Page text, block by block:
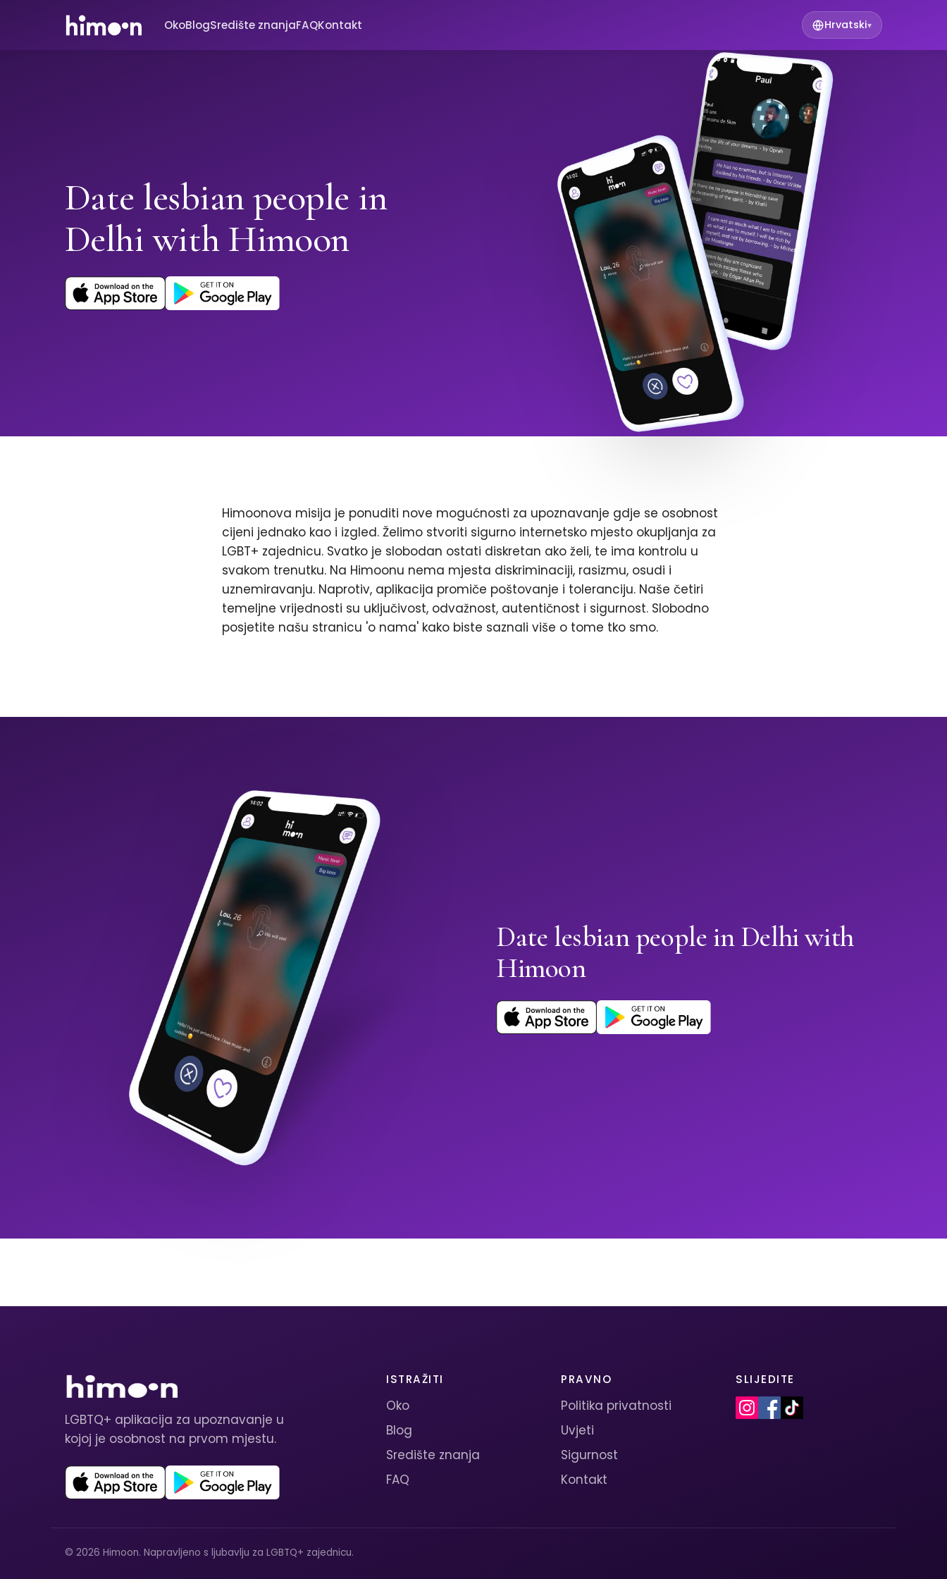
OkoBlogSredište znanjaFAQKontakt Hrvatski▾
Date lesbian people in
Delhi with Himoon
Himoonova misija je ponuditi nove mogućnosti za upoznavanje gdje se osobnost
cijeni jednako kao i izgled. Želimo stvoriti sigurno internetsko mjesto okupljanja za
LGBT+ zajednicu. Svatko je slobodan ostati diskretan ako želi, te ima kontrolu u
svakom trenutku. Na Himoonu nema mjesta diskriminaciji, rasizmu, osudi i
uznemiravanju. Naprotiv, aplikacija promiče poštovanje i toleranciju. Naše četiri
temeljne vrijednosti su uključivost, odvažnost, autentičnost i sigurnost. Slobodno
posjetite našu stranicu 'o nama' kako biste saznali više o tome tko smo.
Date lesbian people in Delhi with
Himoon
LGBTQ+ aplikacija za upoznavanje u
kojoj je osobnost na prvom mjestu.
ISTRAŽITI
Oko
Blog
Središte znanja
FAQ
PRAVNO
Politika privatnosti
Uvjeti
Sigurnost
Kontakt
SLIJEDITE
© 2026 Himoon. Napravljeno s ljubavlju za LGBTQ+ zajednicu.